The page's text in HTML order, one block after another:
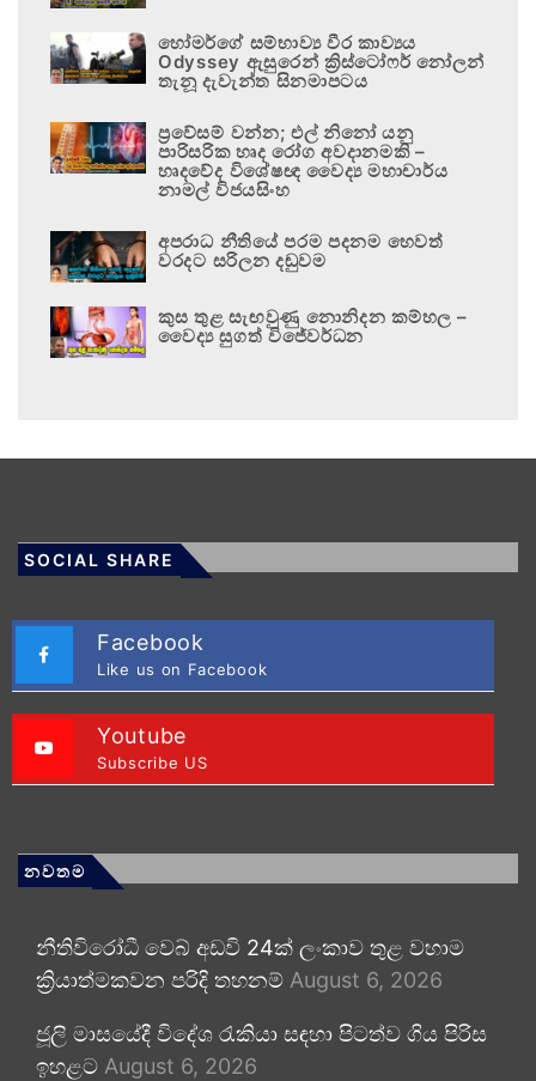
හෝමර්ගේ සම්භාව්‍ය වීර කාව්‍යය
Odyssey ඇසුරෙන් ක්‍රිස්ටෝෆර් නෝලන්
තැනූ දැවැන්ත සිනමාපටය
ප්‍රවේසම් වන්න; එල් නිනෝ යනු
පාරිසරික හෘද රෝග අවදානමකි –
හෘදවේද විශේෂඥ වෛද්‍ය මහාචාර්ය
නාමල් විජයසිංහ
අපරාධ නීතියේ පරම පදනම හෙවත්
වරදට සරිලන දඬුවම
කුස තුළ සැඟවුණු නොනිදන කම්හල –
වෛද්‍ය සුගත් විජේවර්ධන
SOCIAL SHARE
Facebook
Like us on Facebook
Youtube
Subscribe US
නවතම
නීතිවිරෝධී වෙබ් අඩවි 24ක් ලංකාව තුළ වහාම
ක්‍රියාත්මකවන පරිදි තහනම් August 6, 2026
ජූලි මාසයේදී විදේශ රැකියා සඳහා පිටත්ව ගිය පිරිස
ඉහළට August 6, 2026